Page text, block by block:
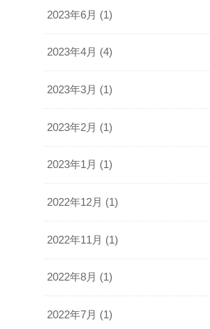
2023年6月 (1)
2023年4月 (4)
2023年3月 (1)
2023年2月 (1)
2023年1月 (1)
2022年12月 (1)
2022年11月 (1)
2022年8月 (1)
2022年7月 (1)